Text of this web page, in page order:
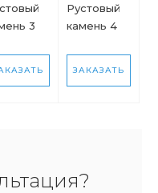
3
Рустовый
камень 4
ЗАКАЗАТЬ